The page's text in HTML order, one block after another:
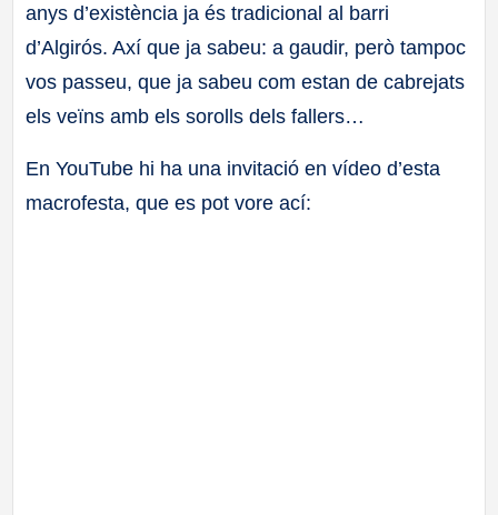
anys d’existència ja és tradicional al barri
d’Algirós. Axí que ja sabeu: a gaudir, però tampoc
vos passeu, que ja sabeu com estan de cabrejats
els veïns amb els sorolls dels fallers…
En YouTube hi ha una invitació en vídeo d’esta
macrofesta, que es pot vore ací: